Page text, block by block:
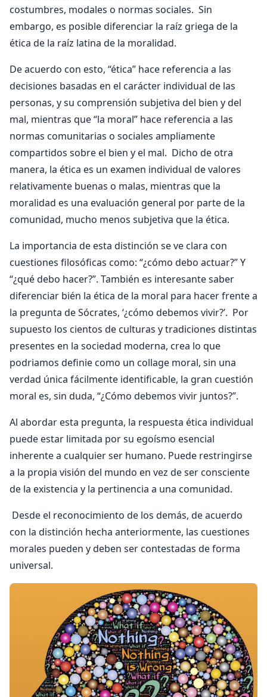
costumbres, modales o normas sociales. Sin
embargo, es posible diferenciar la raíz griega de la
ética de la raíz latina de la moralidad.
De acuerdo con esto, “ética” hace referencia a las
decisiones basadas en el carácter individual de las
personas, y su comprensión subjetiva del bien y del
mal, mientras que “la moral” hace referencia a las
normas comunitarias o sociales ampliamente
compartidos sobre el bien y el mal. Dicho de otra
manera, la ética es un examen individual de valores
relativamente buenas o malas, mientras que la
moralidad es una evaluación general por parte de la
comunidad, mucho menos subjetiva que la ética.
La importancia de esta distinción se ve clara con
cuestiones filosóficas como: “¿cómo debo actuar?” Y
“¿qué debo hacer?”. También es interesante saber
diferenciar bién la ética de la moral para hacer frente a
la pregunta de Sócrates, ‘¿cómo debemos vivir?’. Por
supuesto los cientos de culturas y tradiciones distintas
presentes en la sociedad moderna, crea lo que
podriamos definie como un collage moral, sin una
verdad única fácilmente identificable, la gran cuestión
moral es, sin duda, “¿Cómo debemos vivir juntos?”.
Al abordar esta pregunta, la respuesta ética individual
puede estar limitada por su egoísmo esencial
inherente a cualquier ser humano. Puede restringirse
a la propia visión del mundo en vez de ser consciente
de la existencia y la pertinencia a una comunidad.
Desde el reconocimiento de los demás, de acuerdo
con la distinción hecha anteriormente, las cuestiones
morales pueden y deben ser contestadas de forma
universal.